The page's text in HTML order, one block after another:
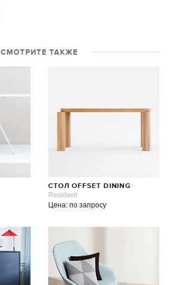
СМОТРИТЕ ТАКЖЕ
CТОЛ OFFSET DINING
Resident
Цена: по запросу